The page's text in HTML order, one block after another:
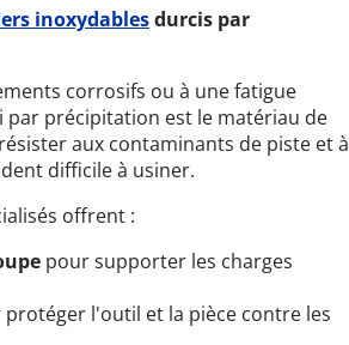
inoxydablesdurcis par
corrosifs ou à une fatigue
par précipitation est le matériau de
aux contaminants de piste et à
difficile à usiner.
offrent :
pour supporter les charges
protéger l'outil et la pièce contre les